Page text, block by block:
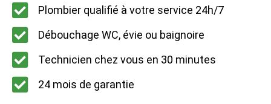
Plombier qualifié à votre service 24h/7
Débouchage WC, évie ou baignoire
Technicien chez vous en 30 minutes
24 mois de garantie